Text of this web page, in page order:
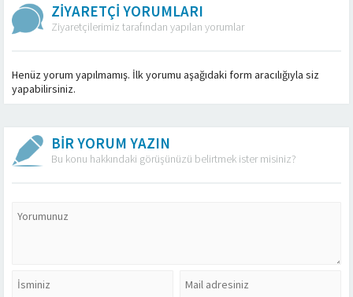
ZİYARETÇİ YORUMLARI
Ziyaretçilerimiz tarafından yapılan yorumlar
Henüz yorum yapılmamış. İlk yorumu aşağıdaki form aracılığıyla siz
yapabilirsiniz.
BİR YORUM YAZIN
Bu konu hakkındaki görüşünüzü belirtmek ister misiniz?